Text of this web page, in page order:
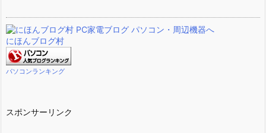
にほんブログ村
パソコンランキング
スポンサーリンク